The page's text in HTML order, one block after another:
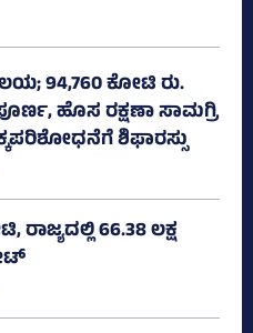
94,760 ಕೋಟಿ ರು.
ಹೊಸ ರಕ್ಷಣಾ ಸಾಮಗ್ರಿ
ಶಿಫಾರಸ್ಸು
ರಾಜ್ಯದಲ್ಲಿ 66.38 ಲಕ್ಷ